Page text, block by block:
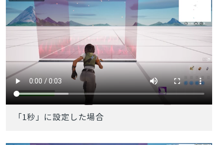
「1秒」に設定した場合